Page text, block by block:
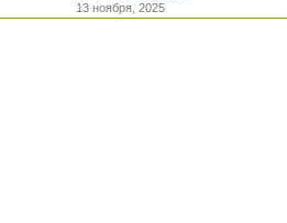
13 ноября, 2025